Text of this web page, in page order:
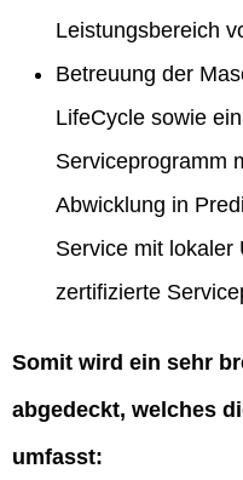
Leistungsbereich
Betreuung der
LifeCycle sowie
Serviceprogramm
Abwicklung in
Service mit lokaler
zertifizierte
Somit wird ein sehr
abgedeckt, welches
umfasst: